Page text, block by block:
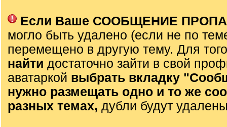
Если Ваше СООБЩЕНИЕ
могло быть удалено (если не по
перемещено в другую тему. Для
найти достаточно зайти в свой
аватаркой выбрать вкладку
нужно размещать одно и то же
разных темах, дубли будут